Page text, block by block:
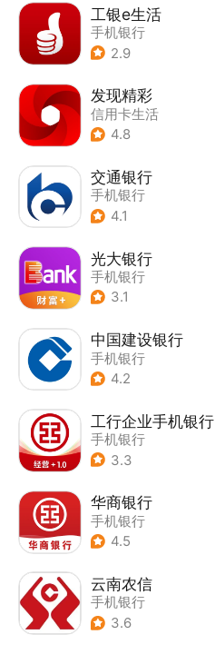
工银e生活
手机银行
2.9
发现精彩
信用卡生活
4.8
交通银行
手机银行
4.1
光大银行
手机银行
3.1
中国建设银行
手机银行
4.2
工行企业手机银行
手机银行
3.3
华商银行
手机银行
4.5
云南农信
手机银行
3.6